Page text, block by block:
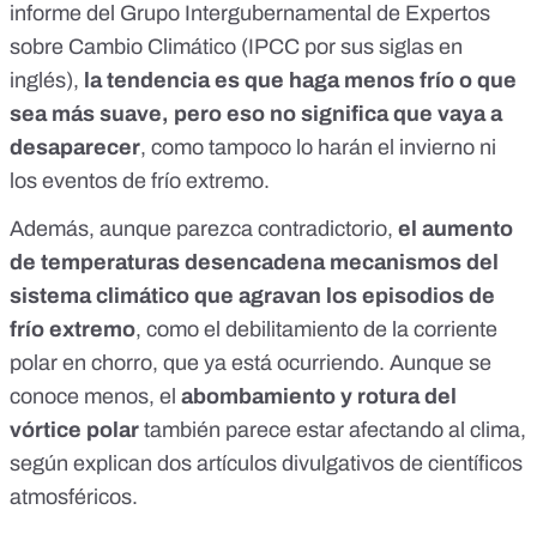
informe del Grupo Intergubernamental de Expertos
sobre Cambio Climático (IPCC por sus siglas en
inglés), la tendencia es que haga menos frío o que
sea más suave, pero eso no significa que vaya a
desaparecer, como tampoco lo harán el invierno ni
los eventos de frío extremo.
Además, aunque parezca contradictorio, el aumento
de temperaturas desencadena mecanismos del
sistema climático que agravan los episodios de
frío extremo, como el debilitamiento de la corriente
polar en chorro, que ya está ocurriendo. Aunque se
conoce menos, el abombamiento y rotura del
vórtice polar también parece estar afectando al clima,
según explican dos artículos divulgativos de científicos
atmosféricos.